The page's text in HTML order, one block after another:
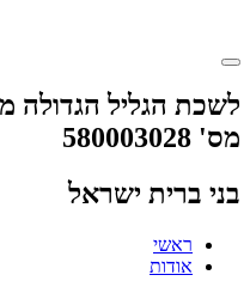
מס' 580003028
בני ברית ישראל
ראשי
אודות